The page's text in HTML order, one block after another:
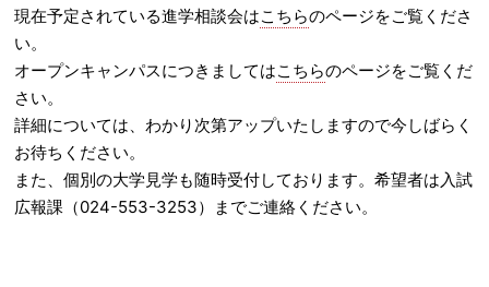
現在予定されている進学相談会はこちらのページをご覧くださ
い。
オープンキャンパスにつきましてはこちらのページをご覧くだ
さい。
詳細については、わかり次第アップいたしますので今しばらく
お待ちください。
また、個別の大学見学も随時受付しております。希望者は入試
広報課（024-553-3253）までご連絡ください。